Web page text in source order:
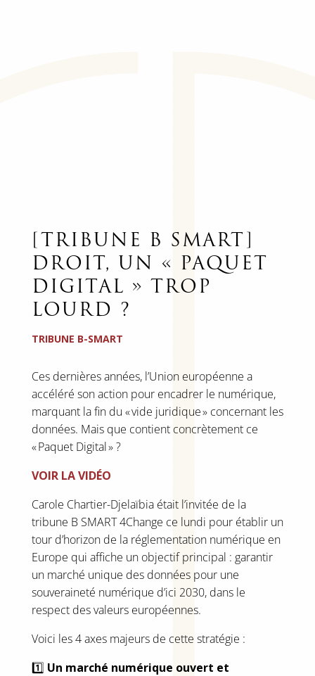
[TRIBUNE B SMART]
DROIT, UN « PAQUET
DIGITAL » TROP
LOURD ?
TRIBUNE B-SMART
Ces dernières années, l’Union européenne a
accéléré son action pour encadrer le numérique,
marquant la fin du « vide juridique » concernant les
données. Mais que contient concrètement ce
« Paquet Digital » ?
VOIR LA VIDÉO
Carole Chartier-Djelaïbia était l’invitée de la
tribune B SMART 4Change ce lundi pour établir un
tour d’horizon de la réglementation numérique en
Europe qui affiche un objectif principal : garantir
un marché unique des données pour une
souveraineté numérique d’ici 2030, dans le
respect des valeurs européennes.
Voici les 4 axes majeurs de cette stratégie :
1️⃣ Un marché numérique ouvert et